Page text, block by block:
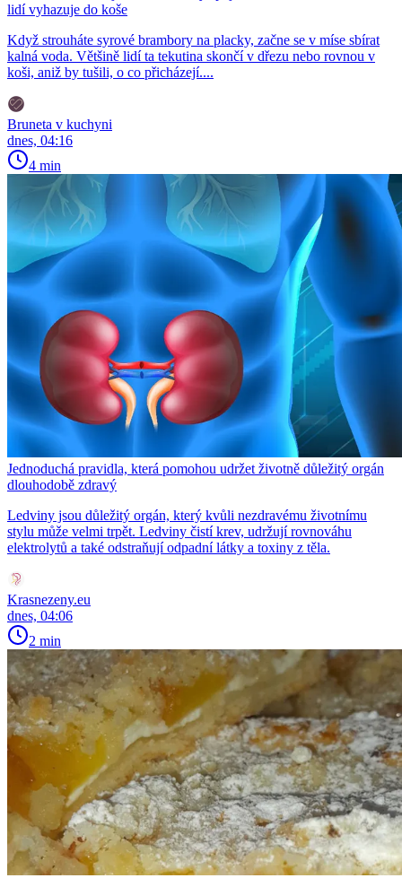
lidí vyhazuje do koše
Když strouháte syrové brambory na placky, začne se v míse sbírat
kalná voda. Většině lidí ta tekutina skončí v dřezu nebo rovnou v
koši, aniž by tušili, o co přicházejí....
Bruneta v kuchyni
dnes, 04:16
4 min
Jednoduchá pravidla, která pomohou udržet životně důležitý orgán
dlouhodobě zdravý
Ledviny jsou důležitý orgán, který kvůli nezdravému životnímu
stylu může velmi trpět. Ledviny čistí krev, udržují rovnováhu
elektrolytů a také odstraňují odpadní látky a toxiny z těla.
Krasnezeny.eu
dnes, 04:06
2 min